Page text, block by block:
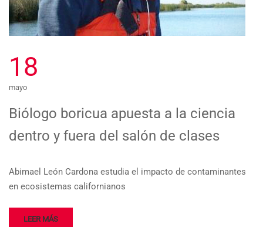
18
mayo
Biólogo boricua apuesta a la ciencia
dentro y fuera del salón de clases
Abimael León Cardona estudia el impacto de contaminantes
en ecosistemas californianos
LEER MÁS